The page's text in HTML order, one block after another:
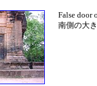
False door
南側の大